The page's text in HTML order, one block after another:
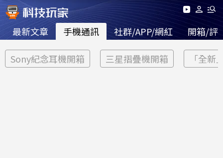
最新文章 手機通訊 社群/APP/網紅 開箱/評
Sony紀念耳機開箱 三星摺疊機開箱 「全新